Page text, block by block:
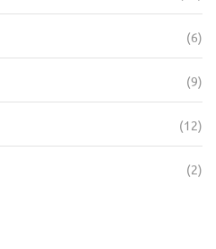
(6)
(9)
(12)
(2)